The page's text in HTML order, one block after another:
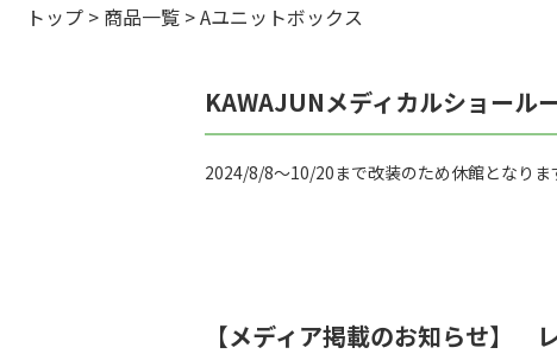
トップ > 商品一覧 >Aユニットボックス
KAWAJUNメディカルショール
2024/8/8～10/20まで改装のため休館となりま
【メディア掲載のお知らせ】